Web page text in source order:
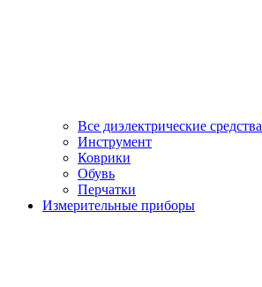
Все диэлектрические средства
Инструмент
Коврики
Обувь
Перчатки
Измерительные приборы